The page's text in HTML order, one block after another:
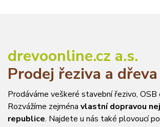
drevoonline.cz a.s.
Prodej řeziva a
Prodáváme veškeré stavební řezivo, OSB
Rozvážíme zejména vlastní dopravou
republice. Najdete u nás také plovoucí